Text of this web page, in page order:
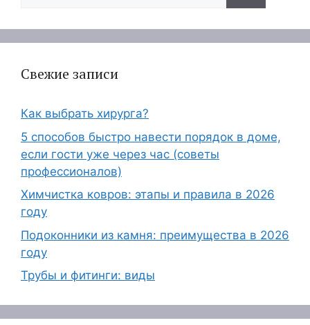
Свежие записи
Как выбрать хирурга?
5 способов быстро навести порядок в доме,
если гости уже через час (советы
профессионалов)
Химчистка ковров: этапы и правила в 2026
году
Подоконники из камня: преимущества в 2026
году
Трубы и фитинги: виды